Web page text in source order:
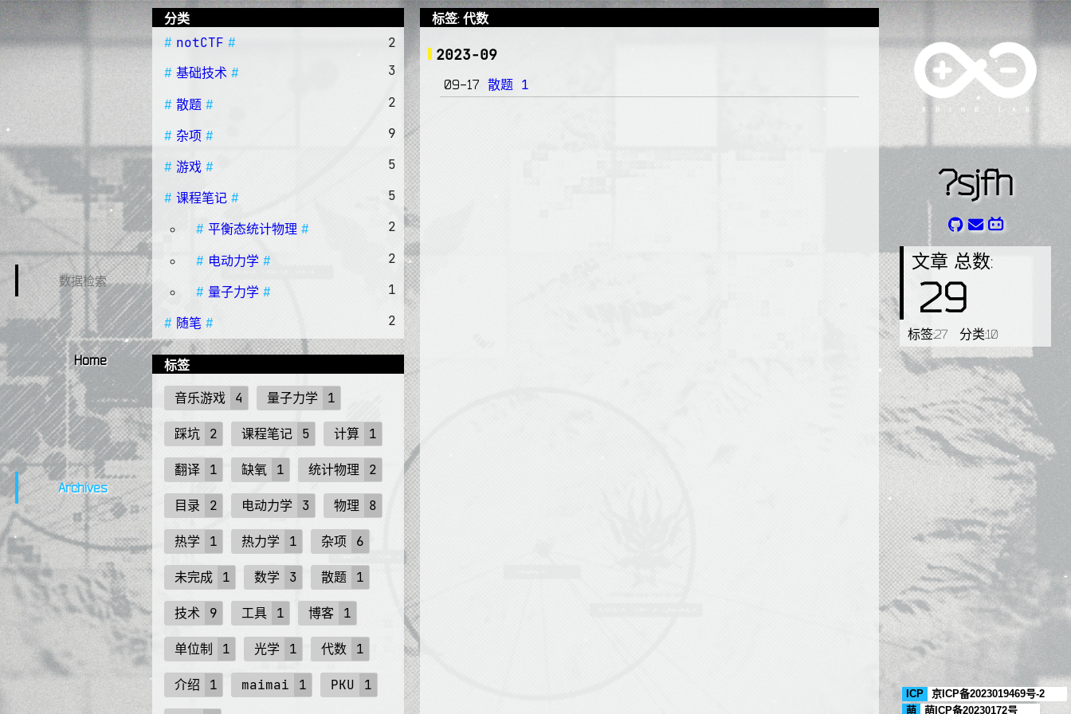
Home
Archives
标签: 代数
2023-09
09-17 散题 1
分类
notCTF
2
基础技术
3
散题 2
杂项 9
游戏 5
课程笔记 5
平衡态统计物理 2
电动力学 2
量子力学 1
随笔 2
标签
音乐游戏 4 量子力学 1
踩坑 2 课程笔记 5 计算 1
翻译 1 缺氧 1 统计物理 2
目录 2 电动力学 3 物理 8
热学 1 热力学 1 杂项 6
未完成 1 数学 3 散题 1
技术 9 工具 1 博客 1
单位制 1 光学 1 代数 1
介绍 1 maimai 1 PKU 1
?sjfh
文章 总数:
29
标签:27 分类:10
ICP
京ICP备2023019469号-2
萌
萌ICP备20230172号